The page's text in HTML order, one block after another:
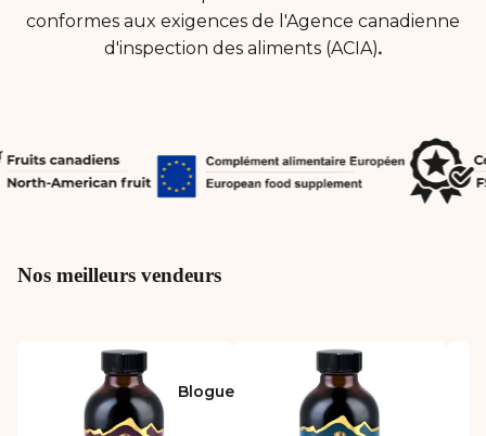
Blogue
conformes aux exigences de l'Agence canadienne
d'inspection des aliments (ACIA).
Nos meilleurs vendeurs